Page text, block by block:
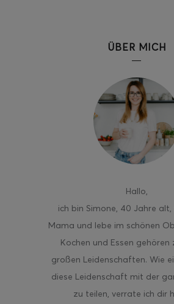
ÜBER MICH
Hallo,
ich bin Simone, 40 Jahre
Mama und lebe im schönen
Kochen und Essen gehören
großen Leidenschaften. Wie
diese Leidenschaft mit der
zu teilen, verrate ich dir